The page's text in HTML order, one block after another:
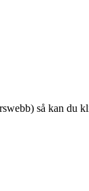
så kan du